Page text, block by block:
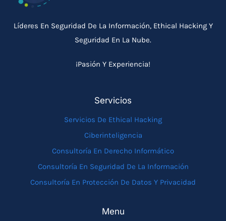
Líderes En Seguridad De La Información, Ethical Hacking Y
Seguridad En La Nube.
¡Pasión Y Experiencia!
Servicios
Servicios De Ethical Hacking
Ciberinteligencia
Consultoría En Derecho Informático
Consultoría En Seguridad De La Información
Consultoría En Protección De Datos Y Privacidad
Menu